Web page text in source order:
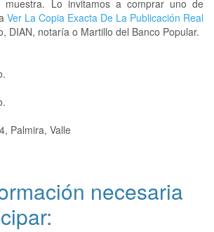
Lo invitamos a comprar uno de
Ver La Copia Exacta De La Publicación Real
DIAN, notaría o Martillo del Banco Popular.
Palmira, Valle
necesaria